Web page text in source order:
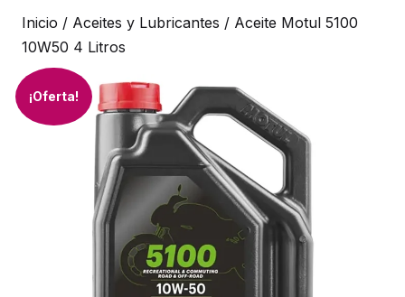
Inicio / Aceites y Lubricantes / Aceite Motul 5100
10W50 4 Litros
¡Oferta!